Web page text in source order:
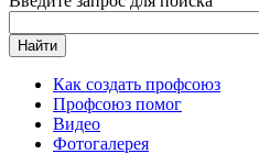
Найти
Как создать профсоюз
Профсоюз помог
Видео
Фотогалерея